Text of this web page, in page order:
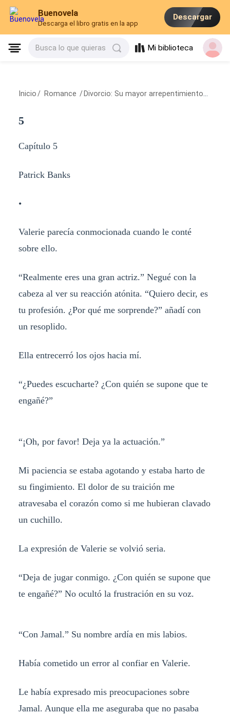
Buenovela
Descarga el libro gratis en la app
Descargar
Busca lo que quieras Mi biblioteca
Inicio / Romance / Divorcio: Su mayor arrepentimiento
5
Capítulo 5
Patrick Banks
•
Valerie parecía conmocionada cuando le conté
sobre ello.
“Realmente eres una gran actriz.” Negué con la
cabeza al ver su reacción atónita. “Quiero decir, es
tu profesión. ¿Por qué me sorprende?” añadí con
un resoplido.
Ella entrecerró los ojos hacia mí.
“¿Puedes escucharte? ¿Con quién se supone que te
engañé?”
“¡Oh, por favor! Deja ya la actuación.”
Mi paciencia se estaba agotando y estaba harto de
su fingimiento. El dolor de su traición me
atravesaba el corazón como si me hubieran clavado
un cuchillo.
La expresión de Valerie se volvió seria.
“Deja de jugar conmigo. ¿Con quién se supone que
te engañé?” No ocultó la frustración en su voz.
“Con Jamal.” Su nombre ardía en mis labios.
Había cometido un error al confiar en Valerie.
Le había expresado mis preocupaciones sobre
Jamal. Aunque ella me aseguraba que no pasaba